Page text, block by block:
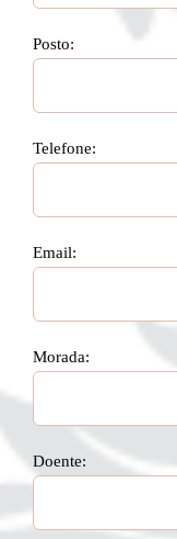
Posto:
Telefone:
Email:
Morada:
Doente: